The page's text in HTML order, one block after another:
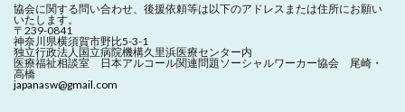
協会に関する問い合わせ、 後援依頼等は以下のアドレスまたは住所にお願い
いたします。
〒239-0841
神奈川県横須賀市野比5-3-1
独立行政法人国立病院機構久里浜医療センター内
医療福祉相談室 日本アルコール関連問題ソーシャルワーカー協会 尾崎・
高橋
japanasw@gmail.com